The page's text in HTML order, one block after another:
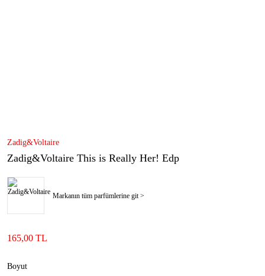
Zadig&Voltaire
Zadig&Voltaire This is Really Her! Edp
Markanın tüm parfümlerine git >
165,00 TL
Boyut